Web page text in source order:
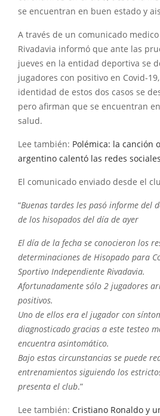
se encuentran en buen estado y
A través de un comunicado
Rivadavia informó que ante las
jueves en la entidad deportiva se
jugadores con positivo en Covid-
identidad de estos dos casos se
pero afirman que se encuentran
salud.
Lee también: Polémica: la canción
argentino calentó las redes sociales
El comunicado enviado desde el
“Buenas tardes les pasó informe del
de los hisopados del día de ayer
El día de la fecha se conocieron los
determinaciones de Hisopado para
Sportivo Independiente Rivadavia.
Afortunadamente sólo 2 jugadores
positivos.
Uno de ellos era el jugador con
diagnosticado gracias a este testeo
encuentra asintomático.
Bajo estas circunstancias se puede
entrenamientos siguiendo los
presenta el club.”
Lee también: Cristiano Ronaldo y